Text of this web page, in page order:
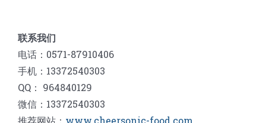
联系我们
电话：0571-87910406
手机：13372540303
QQ： 964840129
微信：13372540303
推荐网站： www.cheersonic-food.com